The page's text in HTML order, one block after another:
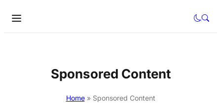
Sponsored Content
Home» Sponsored Content